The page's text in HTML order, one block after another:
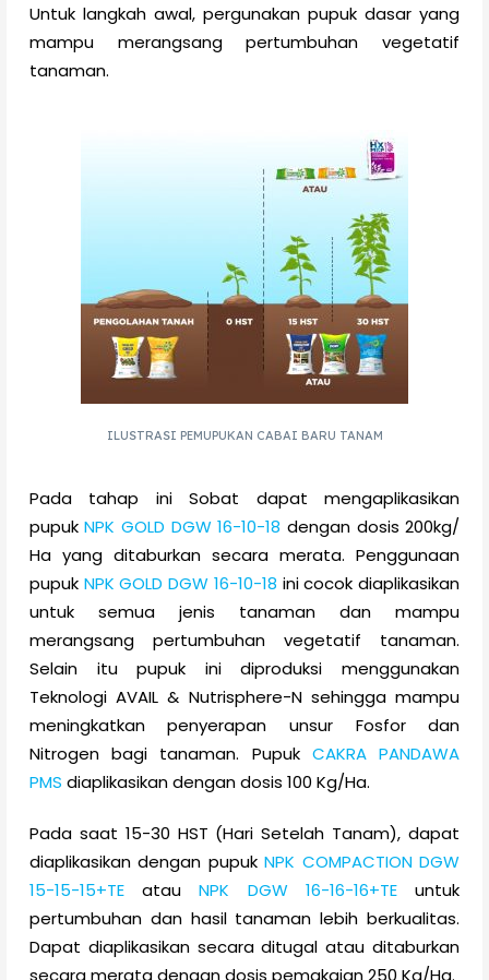
Untuk langkah awal, pergunakan pupuk dasar yang
mampu merangsang pertumbuhan vegetatif
tanaman.
ILUSTRASI PEMUPUKAN CABAI BARU TANAM
Pada tahap ini Sobat dapat mengaplikasikan
pupukNPK GOLD DGW 16-10-18 dengan dosis 200kg/
Ha yang ditaburkan secara merata. Penggunaan
pupuk NPK GOLD DGW 16-10-18 ini cocok diaplikasikan
untuk semua jenis tanaman dan mampu
merangsang pertumbuhan vegetatif tanaman.
Selain itu pupuk ini diproduksi menggunakan
Teknologi AVAIL & Nutrisphere-N sehingga mampu
meningkatkan penyerapan unsur Fosfor dan
Nitrogen bagi tanaman. PupukCAKRA PANDAWA
PMS diaplikasikan dengan dosis 100 Kg/Ha.
Pada saat 15-30 HST (Hari Setelah Tanam), dapat
diaplikasikan dengan pupukNPK COMPACTION DGW
15-15-15+TEatauNPK DGW 16-16-16+TEuntuk
pertumbuhan dan hasil tanaman lebih berkualitas.
Dapat diaplikasikan secara ditugal atau ditaburkan
secara merata dengan dosis pemakaian 250 Kg/Ha.